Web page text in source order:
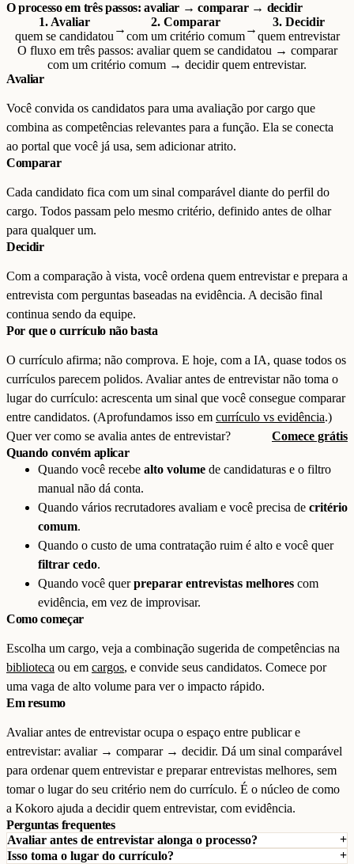
O processo em três passos: avaliar → comparar → decidir
1. Avaliar
quem se candidatou
→
2. Comparar
com um critério comum
→
3. Decidir
quem entrevistar
O fluxo em três passos: avaliar quem se candidatou → comparar
com um critério comum → decidir quem entrevistar.
Avaliar
Você convida os candidatos para uma avaliação por cargo que
combina as competências relevantes para a função. Ela se conecta
ao portal que você já usa, sem adicionar atrito.
Comparar
Cada candidato fica com um sinal comparável diante do perfil do
cargo. Todos passam pelo mesmo critério, definido antes de olhar
para qualquer um.
Decidir
Com a comparação à vista, você ordena quem entrevistar e prepara a
entrevista com perguntas baseadas na evidência. A decisão final
continua sendo da equipe.
Por que o currículo não basta
O currículo afirma; não comprova. E hoje, com a IA, quase todos os
currículos parecem polidos. Avaliar antes de entrevistar não toma o
lugar do currículo: acrescenta um sinal que você consegue comparar
entre candidatos. (Aprofundamos isso em currículo vs evidência.)
Quer ver como se avalia antes de entrevistar?
Comece grátis
Quando convém aplicar
Quando você recebe alto volume de candidaturas e o filtro
manual não dá conta.
Quando vários recrutadores avaliam e você precisa de critério
comum.
Quando o custo de uma contratação ruim é alto e você quer
filtrar cedo.
Quando você querpreparar entrevistas melhores com
evidência, em vez de improvisar.
Como começar
Escolha um cargo, veja a combinação sugerida de competências na
biblioteca ou em cargos, e convide seus candidatos. Comece por
uma vaga de alto volume para ver o impacto rápido.
Em resumo
Avaliar antes de entrevistar ocupa o espaço entre publicar e
entrevistar: avaliar → comparar → decidir. Dá um sinal comparável
para ordenar quem entrevistar e preparar entrevistas melhores, sem
tomar o lugar do seu critério nem do currículo. É o núcleo de como
a Kokoro ajuda a decidir quem entrevistar, com evidência.
Perguntas frequentes
Avaliar antes de entrevistar alonga o processo?
Isso toma o lugar do currículo?